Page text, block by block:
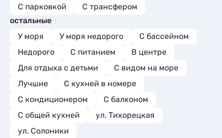
С парковкой
С трансфером
остальные
У моря
У моря недорого
С бассейном
Недорого
С питанием
В центре
Для отдыха с детьми
С видом на море
Лучшие
C кухней в номере
С кондиционером
С балконом
С общей кухней
ул. Тихорецкая
ул. Солоники